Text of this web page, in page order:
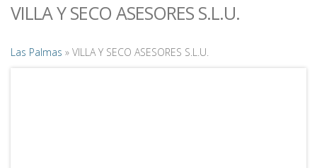
VILLA Y SECO ASESORES S.L.U.
Las Palmas » VILLA Y SECO ASESORES S.L.U.